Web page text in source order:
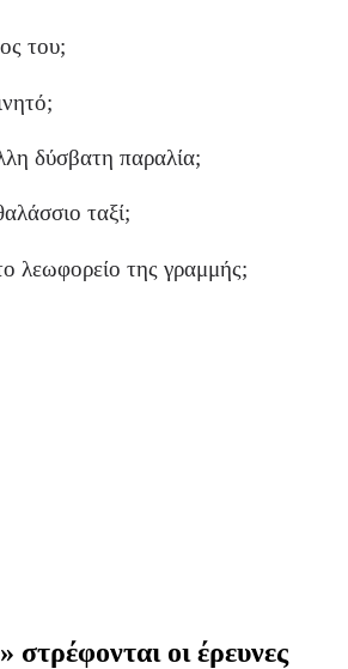
του;
δύσβατη παραλία;
ταξί;
λεωφορείο της γραμμής;
οι έρευνες